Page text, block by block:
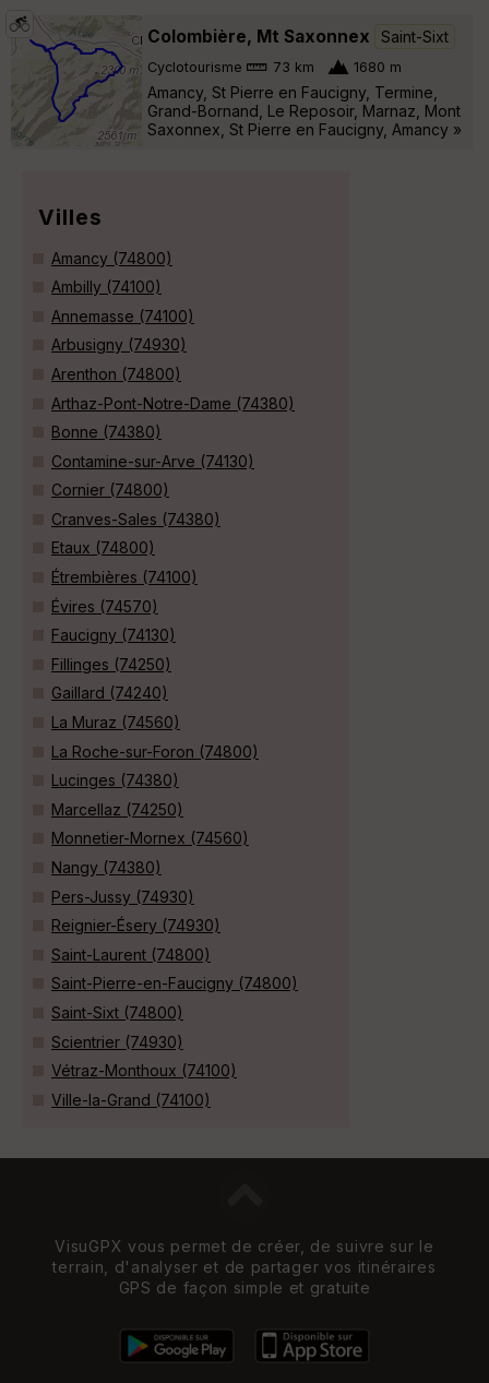
Colombière, Mt Saxonnex Saint-Sixt
Cyclotourisme 73 km 1680 m
Amancy, St Pierre en Faucigny, Termine,
Grand-Bornand, Le Reposoir, Marnaz, Mont
Saxonnex, St Pierre en Faucigny, Amancy »
Villes
Amancy (74800)
Ambilly (74100)
Annemasse (74100)
Arbusigny (74930)
Arenthon (74800)
Arthaz-Pont-Notre-Dame (74380)
Bonne (74380)
Contamine-sur-Arve (74130)
Cornier (74800)
Cranves-Sales (74380)
Etaux (74800)
Étrembières (74100)
Évires (74570)
Faucigny (74130)
Fillinges (74250)
Gaillard (74240)
La Muraz (74560)
La Roche-sur-Foron (74800)
Lucinges (74380)
Marcellaz (74250)
Monnetier-Mornex (74560)
Nangy (74380)
Pers-Jussy (74930)
Reignier-Ésery (74930)
Saint-Laurent (74800)
Saint-Pierre-en-Faucigny (74800)
Saint-Sixt (74800)
Scientrier (74930)
Vétraz-Monthoux (74100)
Ville-la-Grand (74100)
VisuGPX vous permet de créer, de suivre sur le
terrain, d'analyser et de partager vos itinéraires
GPS de façon simple et gratuite